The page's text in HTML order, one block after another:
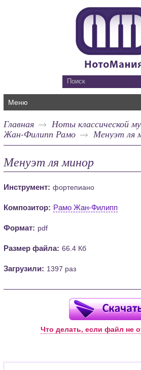
Меню
Главная
Ноты классической
Жан-Филипп Рамо
Менуэт ля
Менуэт ля минор
Инструмент: фортепиано
Композитор: Рамо Жан-Филипп
Формат: pdf
Размер файла: 66.4 Кб
Загрузили: 1397 раз
Что делать, если файл не